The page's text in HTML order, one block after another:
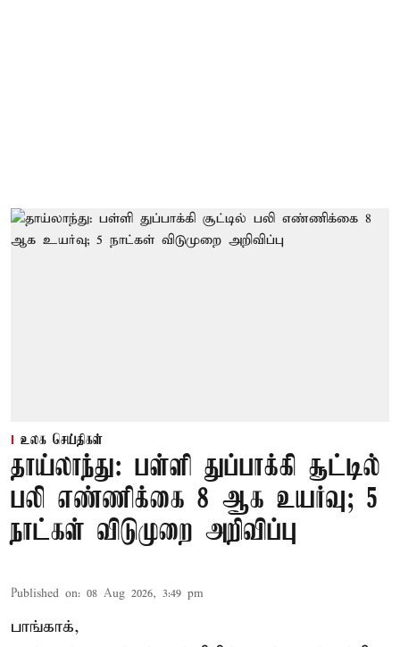
உலக செய்திகள்
தாய்லாந்து: பள்ளி துப்பாக்கி சூட்டில்
பலி எண்ணிக்கை 8 ஆக உயர்வு; 5
நாட்கள் விடுமுறை அறிவிப்பு
Published on: 08 Aug 2026, 3:49 pm
பாங்காக்,